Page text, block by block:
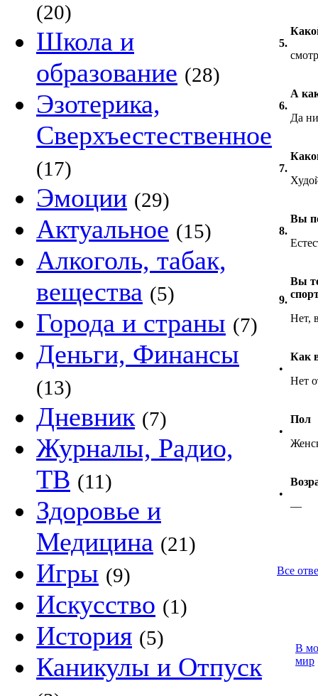
(20)
Школа и
образование (28)
Эзотерика,
Сверхъестественное
(17)
Эмоции (29)
Актуальное (15)
Алкоголь, табак,
вещества (5)
Города и страны (7)
Деньги, Финансы
(13)
Дневник (7)
Журналы, Радио,
ТВ (11)
Здоровье и
Медицина (21)
Игры (9)
Искусство (1)
История (5)
Каникулы и Отпуск
5.
6.
А
Да
7.
8.
Вы
9.
Вы
Нет,
•
Как
Нет
•
Пол
•
—
Все
В
мир